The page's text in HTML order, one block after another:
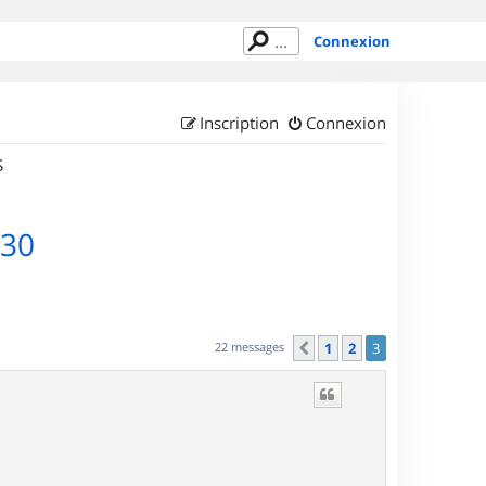
Connexion
Connexion
Inscription
22 messages Précédent
1 2 3